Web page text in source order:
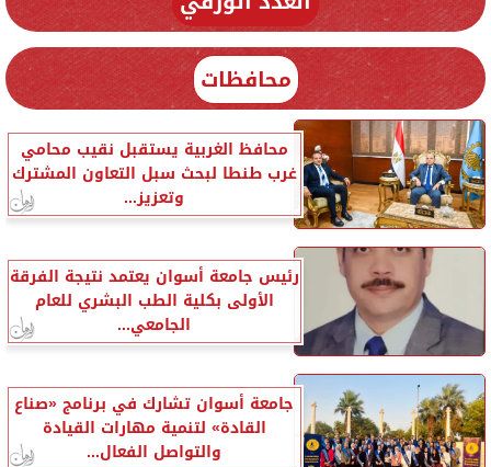
محافظات
محافظ الغربية يستقبل نقيب محامي
غرب طنطا لبحث سبل التعاون المشترك
وتعزيز...
رئيس جامعة أسوان يعتمد نتيجة الفرقة
الأولى بكلية الطب البشري للعام
الجامعي...
جامعة أسوان تشارك في برنامج «صناع
القادة» لتنمية مهارات القيادة
والتواصل الفعال...